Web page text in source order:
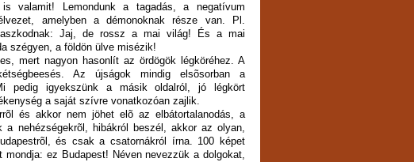
valamit! Lemondunk a tagadás, a negatívum
amelyben a démonoknak része van. Pl.
Jaj, de rossz a mai világ! És a mai
szégyen, a földön ülve misézik!
mert nagyon hasonlít az ördögök légköréhez. A
Az újságok mindig elsõsorban a
pedig igyekszünk a másik oldalról, jó légkört
a saját szívre vonatkozóan zajlik.
és akkor nem jöhet elõ az elbátortalanodás, a
a nehézségekrõl, hibákról beszél, akkor az olyan,
és csak a csatornákról írna. 100 képet
ez Budapest! Néven nevezzük a dolgokat,